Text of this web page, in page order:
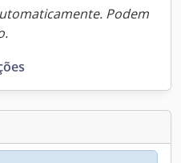
Podem